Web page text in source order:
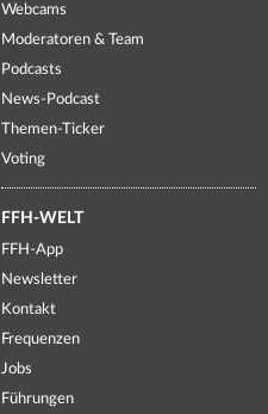
Webcams
Moderatoren & Team
Podcasts
News-Podcast
Themen-Ticker
Voting
FFH-WELT
FFH-App
Newsletter
Kontakt
Frequenzen
Jobs
Führungen